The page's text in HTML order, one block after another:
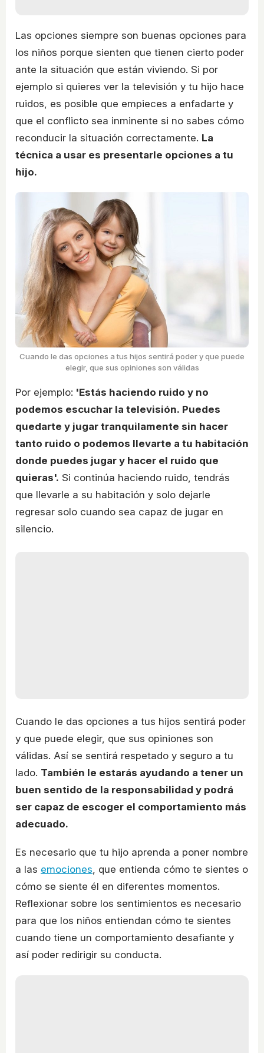
Las opciones siempre son buenas opciones para
los niños porque sienten que tienen cierto poder
ante la situación que están viviendo. Si por
ejemplo si quieres ver la televisión y tu hijo hace
ruidos, es posible que empieces a enfadarte y
que el conflicto sea inminente si no sabes cómo
reconducir la situación correctamente. La
técnica a usar es presentarle opciones a tu
hijo.
Cuando le das opciones a tus hijos sentirá poder y que puede
elegir, que sus opiniones son válidas
Por ejemplo: 'Estás haciendo ruido y no
podemos escuchar la televisión. Puedes
quedarte y jugar tranquilamente sin hacer
tanto ruido o podemos llevarte a tu habitación
donde puedes jugar y hacer el ruido que
quieras'. Si continúa haciendo ruido, tendrás
que llevarle a su habitación y solo dejarle
regresar solo cuando sea capaz de jugar en
silencio.
Cuando le das opciones a tus hijos sentirá poder
y que puede elegir, que sus opiniones son
válidas. Así se sentirá respetado y seguro a tu
lado. También le estarás ayudando a tener un
buen sentido de la responsabilidad y podrá
ser capaz de escoger el comportamiento más
adecuado.
Es necesario que tu hijo aprenda a poner nombre
a las emociones, que entienda cómo te sientes o
cómo se siente él en diferentes momentos.
Reflexionar sobre los sentimientos es necesario
para que los niños entiendan cómo te sientes
cuando tiene un comportamiento desafiante y
así poder redirigir su conducta.